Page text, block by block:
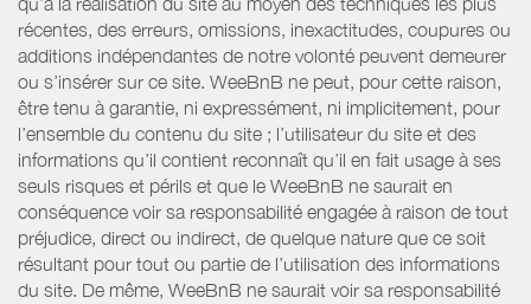
récentes, des erreurs, omissions, inexactitudes, coupures ou
additions indépendantes de notre volonté peuvent demeurer
ou s’insérer sur ce site. WeeBnB ne peut, pour cette raison,
être tenu à garantie, ni expressément, ni implicitement, pour
l’ensemble du contenu du site ; l’utilisateur du site et des
informations qu’il contient reconnaît qu’il en fait usage à ses
seuls risques et périls et que le WeeBnB ne saurait en
conséquence voir sa responsabilité engagée à raison de tout
préjudice, direct ou indirect, de quelque nature que ce soit
résultant pour tout ou partie de l’utilisation des informations
du site. De même, WeeBnB ne saurait voir sa responsabilité